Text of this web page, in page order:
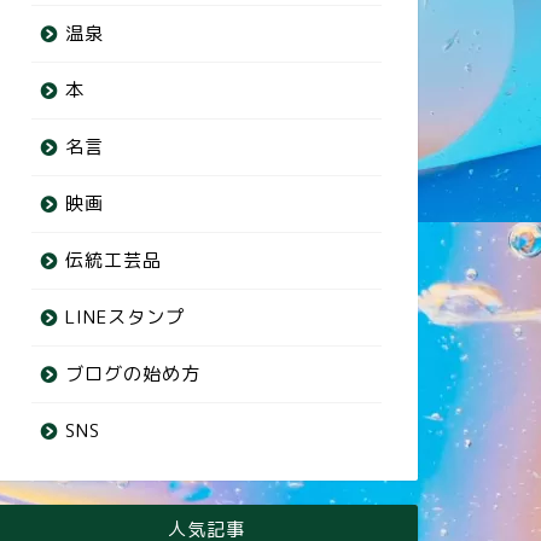
温泉
本
名言
映画
伝統工芸品
LINEスタンプ
ブログの始め方
SNS
人気記事